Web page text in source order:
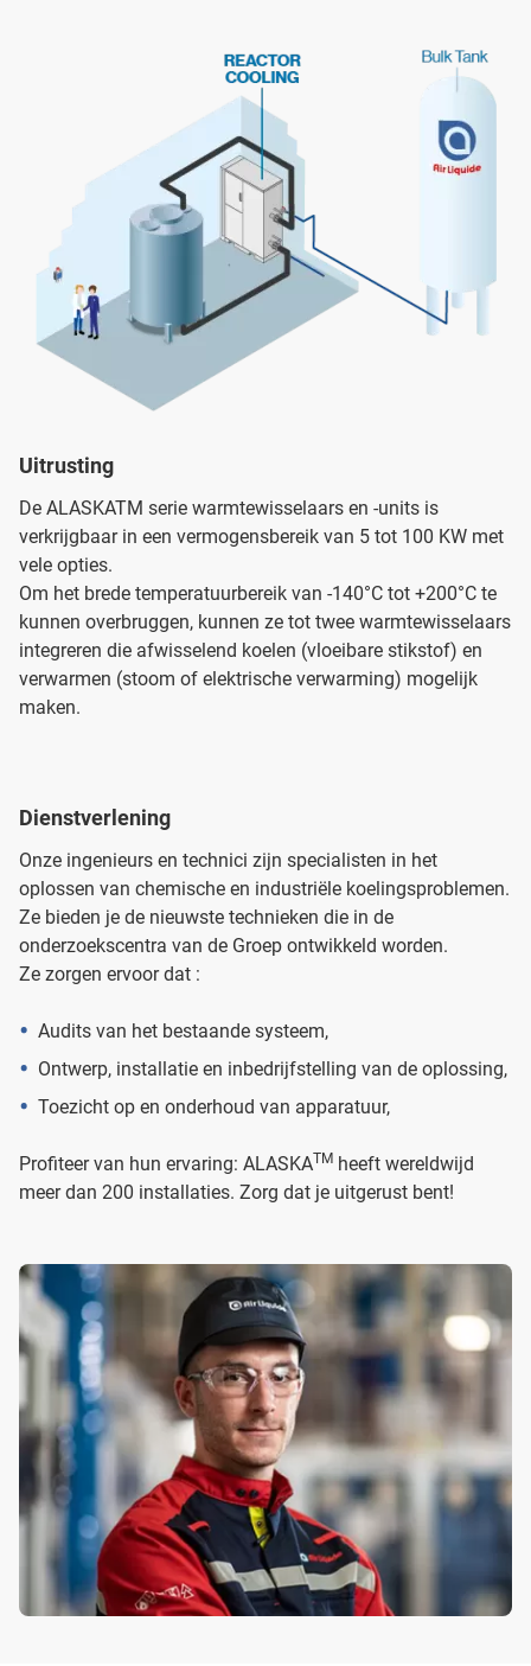
Uitrusting
De ALASKATM serie warmtewisselaars en -units is
verkrijgbaar in een vermogensbereik van 5 tot 100 KW met
vele opties.
Om het brede temperatuurbereik van -140°C tot +200°C te
kunnen overbruggen, kunnen ze tot twee warmtewisselaars
integreren die afwisselend koelen (vloeibare stikstof) en
verwarmen (stoom of elektrische verwarming) mogelijk
maken.
Dienstverlening
Onze ingenieurs en technici zijn specialisten in het
oplossen van chemische en industriële koelingsproblemen.
Ze bieden je de nieuwste technieken die in de
onderzoekscentra van de Groep ontwikkeld worden.
Ze zorgen ervoor dat :
Audits van het bestaande systeem,
Ontwerp, installatie en inbedrijfstelling van de oplossing,
Toezicht op en onderhoud van apparatuur,
Profiteer van hun ervaring: ALASKATM heeft wereldwijd
meer dan 200 installaties. Zorg dat je uitgerust bent!